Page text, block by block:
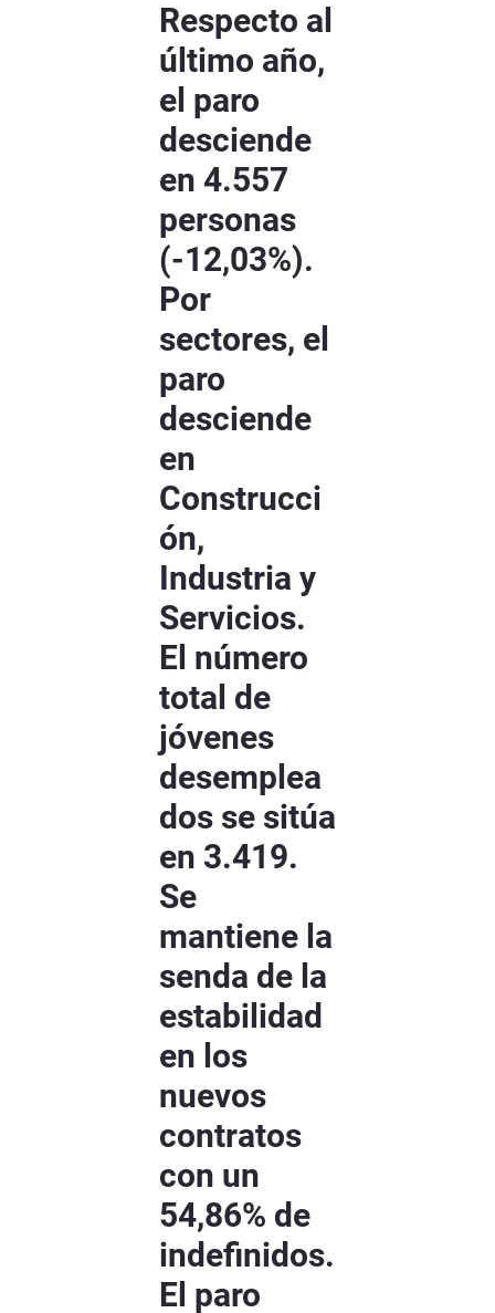
Respecto al
último año,
el paro
desciende
en 4.557
personas
(-12,03%).
Por
sectores, el
paro
desciende
en
Construcci
ón,
Industria y
Servicios.
El número
total de
jóvenes
desemplea
dos se sitúa
en 3.419.
Se
mantiene la
senda de la
estabilidad
en los
nuevos
contratos
con un
54,86% de
indefinidos.
El paro